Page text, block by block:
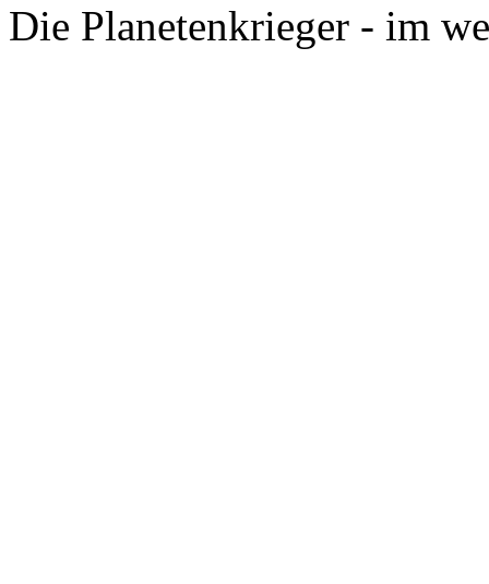
Die Planetenkrieger - im